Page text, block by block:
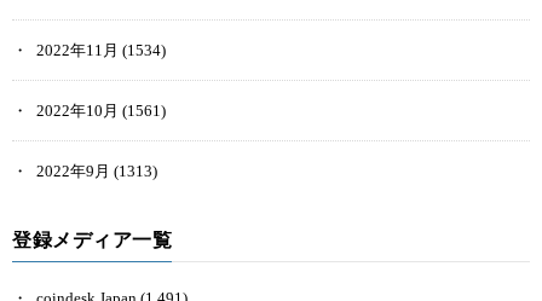
2022年11月 (1534)
2022年10月 (1561)
2022年9月 (1313)
登録メディア一覧